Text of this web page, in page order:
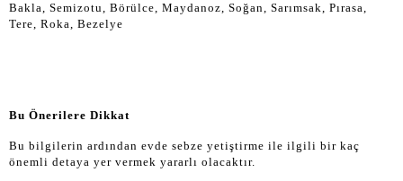
Bakla, Semizotu, Börülce, Maydanoz, Soğan, Sarımsak, Pırasa,
Tere, Roka, Bezelye
Bu Önerilere Dikkat
Bu bilgilerin ardından evde sebze yetiştirme ile ilgili bir kaç
önemli detaya yer vermek yararlı olacaktır.